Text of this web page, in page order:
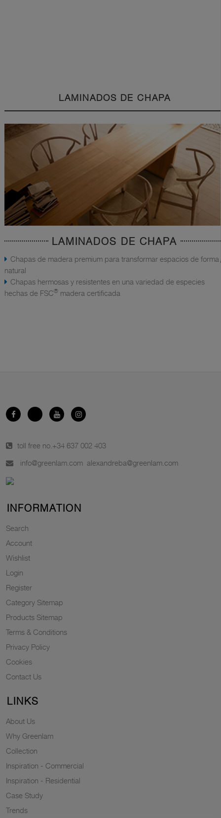
LAMINADOS DE CHAPA
LAMINADOS DE CHAPA
Chapas de madera premium para transformar espacios de forma
natural
Chapas hermosas y resistentes en una variedad de especies
hechas de FSC® madera certificada
toll free no. +34 637 002 403
info@greenlam.com alexandreba@greenlam.com
INFORMATION
Search
Account
Wishlist
Login
Register
Category Sitemap
Products Sitemap
Terms & Conditions
Privacy Policy
Cookies
Contact Us
LINKS
About Us
Why Greenlam
Collection
Inspiration - Commercial
Inspiration - Residential
Case Study
Trends